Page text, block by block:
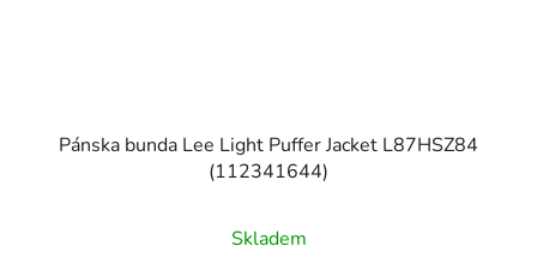
Pánska bunda Lee Light Puffer Jacket L87HSZ84
(112341644)
Skladem